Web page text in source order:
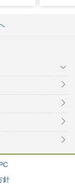
針